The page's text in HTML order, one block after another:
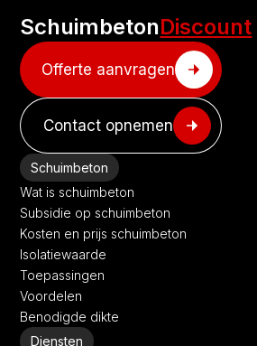
SchuimbetonDiscount
Offerte aanvragen
Contact opnemen
Schuimbeton
Wat is schuimbeton
Subsidie op schuimbeton
Kosten en prijs schuimbeton
Isolatiewaarde
Toepassingen
Voordelen
Benodigde dikte
Diensten